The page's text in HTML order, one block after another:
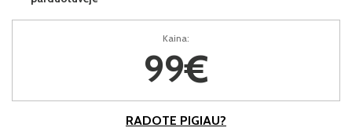
Kaina:
99€
RADOTE PIGIAU?